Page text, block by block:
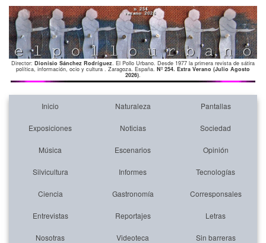
Director: Dionisio Sánchez Rodríguez. El Pollo Urbano. Desde 1977 la primera revista de sátira
política, información, ocio y cultura . Zaragoza. España. Nº 254. Extra Verano (Julio Agosto
2026).
Inicio Naturaleza Pantallas
Exposiciones Noticias Sociedad
Música Escenarios Opinión
Silvicultura Informes Tecnologías
Ciencia Gastronomía Corresponsales
Entrevistas Reportajes Letras
Nosotras Videoteca Sin barreras